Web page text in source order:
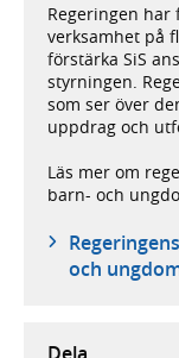
Regeringen
verksamhet på
förstärka SiS
styrningen.
som ser över
uppdrag och
Läs mer om
barn- och
och